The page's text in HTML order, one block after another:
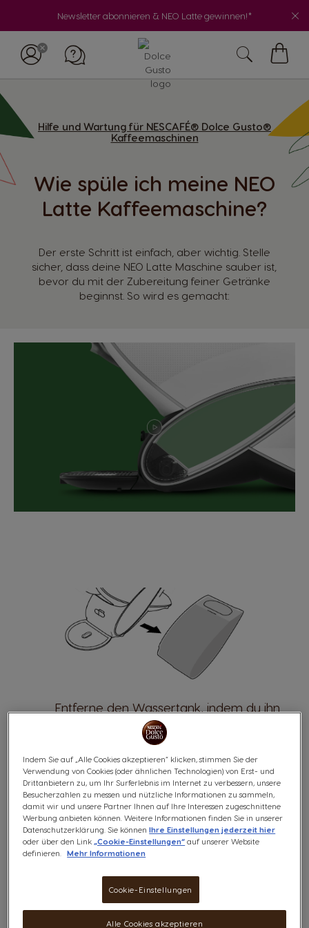
Newsletter abonnieren & NEO Latte gewinnen!*
Hilfe und Wartung für NESCAFÉ® Dolce Gusto®
Kaffeemaschinen
Wie spüle ich meine NEO
Latte Kaffeemaschine?
Der erste Schritt ist einfach, aber wichtig. Stelle
sicher, dass deine NEO Latte Maschine sauber ist,
bevor du mit der Zubereitung feiner Getränke
beginnst. So wird es gemacht:
Entferne den Wassertank, indem du ihn
von der linken Seite nach rechts
schiebst. Achte darauf, dass die
Maschine immer aufrecht steht!
Indem Sie auf „Alle Cookies akzeptieren“ klicken, stimmen Sie der
Verwendung von Cookies (oder ähnlichen Technologien) von Erst- und
Drittanbietern zu, um Ihr Surferlebnis im Internet zu verbessern, unsere
Besucherzahlen zu messen und nützliche Informationen zu sammeln,
damit wir und unsere Partner Ihnen auf Ihre Interessen zugeschnittene
Werbung anbieten können. Weitere Informationen finden Sie in unserer
Datenschutzerklärung. Sie könnenIhre Einstellungen jederzeit hier
oder über den Link „Cookie-Einstellungen“ auf unserer Website
definieren.
Mehr Informationen
Cookie-Einstellungen
Alle Cookies akzeptieren